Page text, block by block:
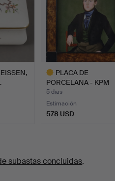
PLACA DE
PORCELANA - KPM
BERLÍN, MEDIADOS …
5 días
Estimación
578 USD
subastas concluidas.